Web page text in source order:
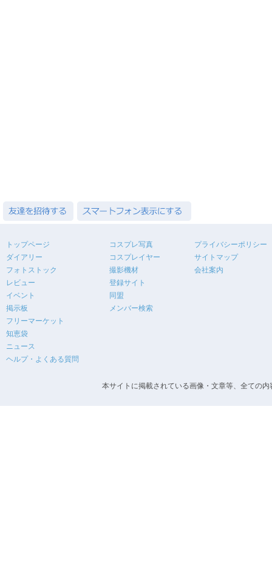
トップページ
ダイアリー
フォトストック
レビュー
イベント
掲示板
フリーマーケット
知恵袋
ニュース
ヘルプ・よくある質問
コスプレ写真
コスプレイヤー
撮影機材
登録サイト
同盟
メンバー検索
プライバシーポリシー
サイトマップ
会社案内
本サイトに掲載されている画像・文章等、全ての